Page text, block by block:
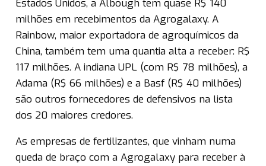
Estados Unidos, a Albough tem quase R$ 140
milhões em recebimentos da Agrogalaxy. A
Rainbow, maior exportadora de agroquímicos da
China, também tem uma quantia alta a receber: R$
117 milhões. A indiana UPL (com R$ 78 milhões), a
Adama (R$ 66 milhões) e a Basf (R$ 40 milhões)
são outros fornecedores de defensivos na lista
dos 20 maiores credores.
As empresas de fertilizantes, que vinham numa
queda de braço com a Agrogalaxy para receber à